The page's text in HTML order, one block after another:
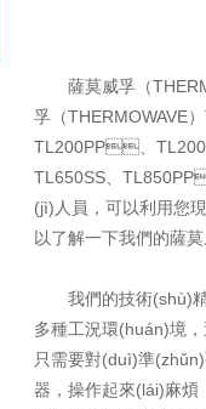
薩莫威孚（
孚（THERMOWAVE
TL200PP、
TL650SS、
(jì)人員，可以利
以了解一下我們的薩莫
我們的技術(shù)精
多種工況環(huán)境
只需要對(duì)準(zhǔn)
器，操作起來(lái)麻